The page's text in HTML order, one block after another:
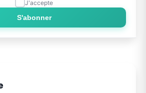
J'accepte
S'abonner